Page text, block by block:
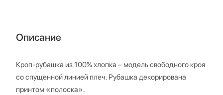
Описание
Кроп-рубашка из 100% хлопка – модель свободного кроя
со спущенной линией плеч. Рубашка декорирована
принтом «полоска».